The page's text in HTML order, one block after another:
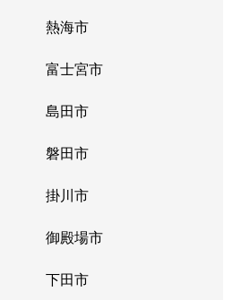
熱海市
富士宮市
島田市
磐田市
掛川市
御殿場市
下田市